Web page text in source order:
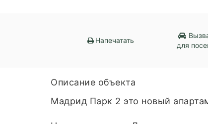
Напечатать
для
Описание объекта
Мадрид Парк 2 это новый